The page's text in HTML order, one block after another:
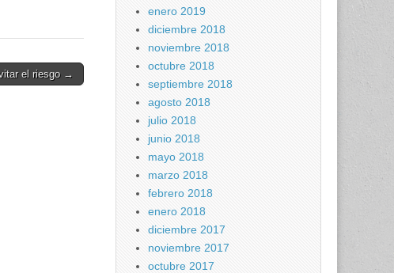
el riesgo →
enero 2019
diciembre 2018
noviembre 2018
octubre 2018
septiembre 2018
agosto 2018
julio 2018
junio 2018
mayo 2018
marzo 2018
febrero 2018
enero 2018
diciembre 2017
noviembre 2017
octubre 2017